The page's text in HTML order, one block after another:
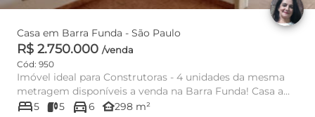
Casa em Barra Funda - São Paulo
R$ 2.750.000 /venda
Cód: 950
Imóvel ideal para Construtoras - 4 unidades da mesma
metragem disponíveis a venda na Barra Funda! Casa a
venda em perfei...
bed5 5 directions_car6 other_houses298 m²